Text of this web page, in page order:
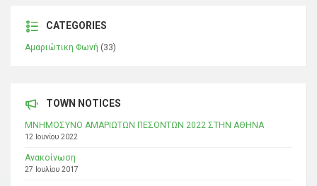
CATEGORIES
Αμαριώτικη Φωνή (33)
TOWN NOTICES
ΜΝΗΜΟΣΥΝΟ ΑΜΑΡΙΩΤΩΝ ΠΕΣΟΝΤΩΝ 2022 ΣΤΗΝ ΑΘΗΝΑ
12 Ιουνίου 2022
Ανακοίνωση
27 Ιουλίου 2017